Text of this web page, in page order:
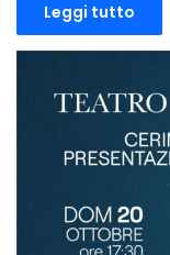
Leggi tutto